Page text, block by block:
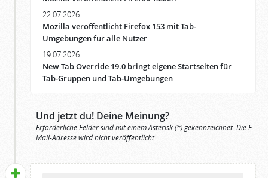
22.07.2026
Mozilla veröffentlicht Firefox 153 mit Tab-
Umgebungen für alle Nutzer
19.07.2026
New Tab Override 19.0 bringt eigene Startseiten für
Tab-Gruppen und Tab-Umgebungen
Und jetzt du! Deine Meinung?
Erforderliche Felder sind mit einem Asterisk (*) gekennzeichnet. Die E-
Mail-Adresse wird nicht veröffentlicht.